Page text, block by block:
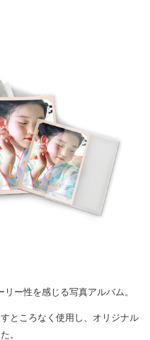
ー性を感じる写真アルバム。
ところなく使用し、オリジナル
。